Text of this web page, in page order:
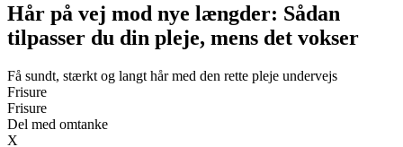
Hår på vej mod nye længder: Sådan
tilpasser du din pleje, mens det vokser
Få sundt, stærkt og langt hår med den rette pleje undervejs
Frisure
Frisure
Del med omtanke
X